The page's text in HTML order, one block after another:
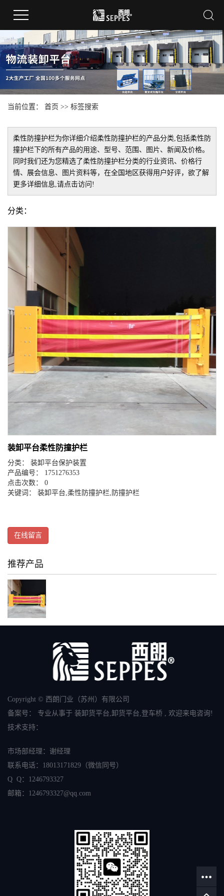
当前位置： 首页 >> 标签搜索
柔性防撞护栏为你详细介绍柔性防撞护栏的产品分类,包括柔性防
撞护栏 下的所有产品的用途、型号、范围、图片、新闻及价格。
同时我们还为您精选了柔性防撞护栏分类的行业资讯、价格行
情、展会信息、图片资料等，在全国地区获得用户好评，欲了解
更多详细信息,请点击访问!
分类：
装卸平台柔性防撞护栏
分类： 装卸平台保护装置
产品编号： 1751276353
点击次数： 0
关键词： 装卸平台,柔性防撞护栏, 防撞护栏
在线留言
推荐产品
Copyright © 西朗门业（苏州）有限公司
备案号： 专业从事于 装卸货平台,卸货平台,登车桥 , 欢迎来电咨询!
技术支持：
市场部经理：谢经理
联系电话： 18013171829 （微信同号）
Q Q：1246793327
邮箱： 1246793327@qq.com